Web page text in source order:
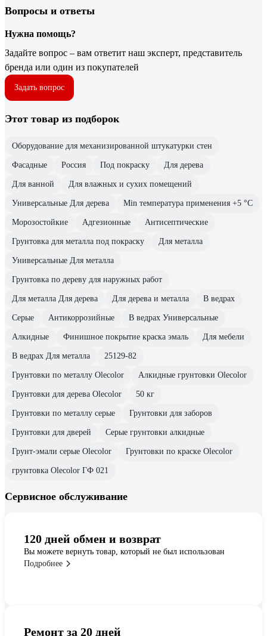
Вопросы и ответы
Нужна помощь?
Задайте вопрос – вам ответит наш эксперт, представитель
бренда или один из покупателей
Задать вопрос
Этот товар из подборок
Оборудование для механизированной штукатурки стен
Фасадные Россия Под покраску Для дерева
Для ванной Для влажных и сухих помещений
Универсальные Для дерева Min температура применения +5 °С
Морозостойкие Адгезионные Антисептические
Грунтовка для металла под покраску Для металла
Универсальные Для металла
Грунтовка по дереву для наружных работ
Для металла Для дерева Для дерева и металла В ведрах
Серые Антикоррозийные В ведрах Универсальные
Алкидные Финишное покрытие краска эмаль Для мебели
В ведрах Для металла 25129-82
Грунтовки по металлу Olecolor Алкидные грунтовки Olecolor
Грунтовки для дерева Olecolor 50 кг
Грунтовки по металлу серые Грунтовки для заборов
Грунтовки для дверей Серые грунтовки алкидные
Грунт-эмали серые Olecolor Грунтовки по краске Olecolor
грунтовка Olecolor ГФ 021
Сервисное обслуживание
120 дней обмен и возврат
Вы можете вернуть товар, который не был использован
Подробнее
Ремонт за 20 дней